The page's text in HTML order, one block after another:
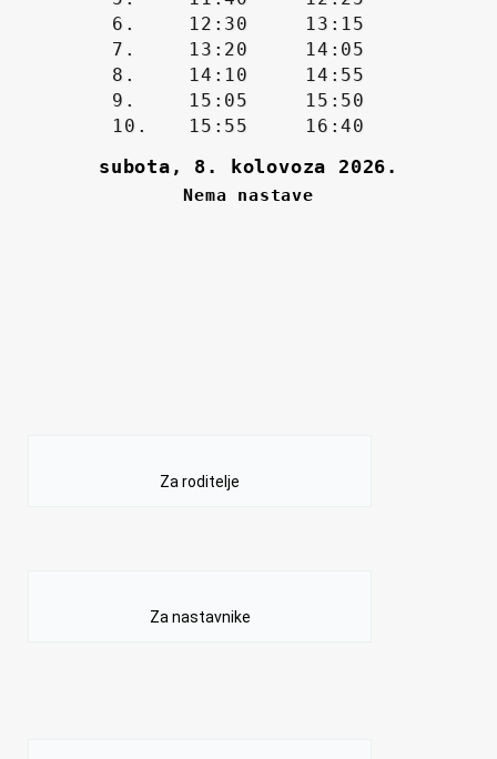
Za roditelje
Za nastavnike